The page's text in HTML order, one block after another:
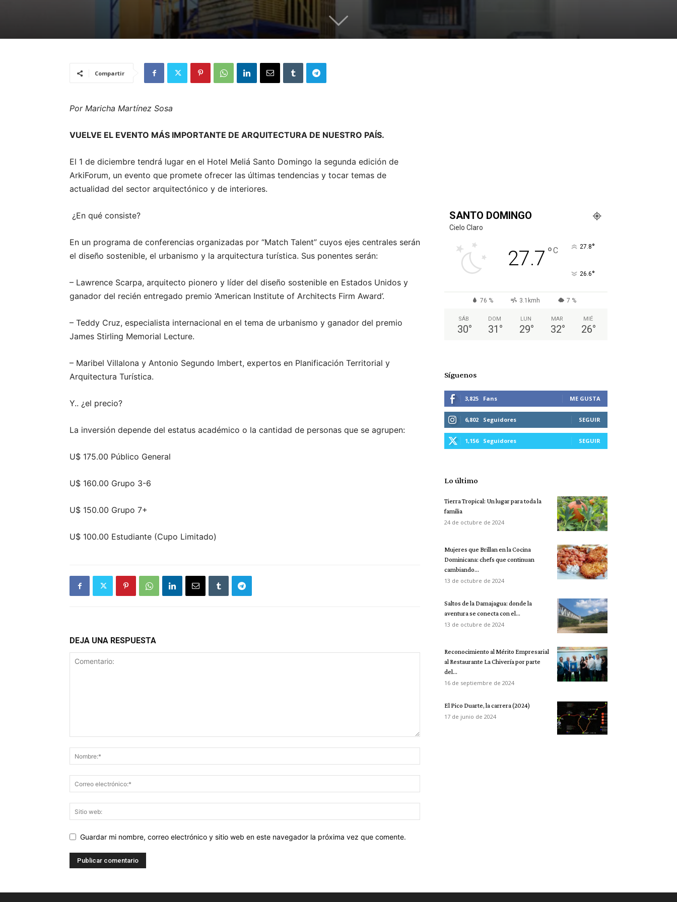
Compartir
Por Maricha Martínez Sosa
VUELVE EL EVENTO MÁS IMPORTANTE DE ARQUITECTURA DE NUESTRO PAÍS.
El 1 de diciembre tendrá lugar en el Hotel Meliá Santo Domingo la segunda edición de
ArkiForum, un evento que promete ofrecer las últimas tendencias y tocar temas de
actualidad del sector arquitectónico y de interiores.
¿En qué consiste?
En un programa de conferencias organizadas por “Match Talent” cuyos ejes centrales serán
el diseño sostenible, el urbanismo y la arquitectura turística. Sus ponentes serán:
– Lawrence Scarpa, arquitecto pionero y líder del diseño sostenible en Estados Unidos y
ganador del recién entregado premio ‘American Institute of Architects Firm Award’.
– Teddy Cruz, especialista internacional en el tema de urbanismo y ganador del premio
James Stirling Memorial Lecture.
– Maribel Villalona y Antonio Segundo Imbert, expertos en Planificación Territorial y
Arquitectura Turística.
Y.. ¿el precio?
La inversión depende del estatus académico o la cantidad de personas que se agrupen:
U$ 175.00 Público General
U$ 160.00 Grupo 3-6
U$ 150.00 Grupo 7+
U$ 100.00 Estudiante (Cupo Limitado)
DEJA UNA RESPUESTA
Guardar mi nombre, correo electrónico y sitio web en este navegador la próxima vez que comente.
SANTO DOMINGO
Cielo Claro
27.7 °C 27.8°
26.6°
76 % 3.1kmh 7 %
SÁB
30°
DOM
31 °
LUN
29°
MAR
32°
MIÉ
26°
Síguenos
3,825 Fans ME GUSTA
6,802 Seguidores SEGUIR
1,156 Seguidores SEGUIR
Lo último
Tierra Tropical: Un lugar para toda la
familia
24 de octubre de 2024
Mujeres que Brillan en la Cocina
Dominicana: chefs que continuan
cambiando...
13 de octubre de 2024
Saltos de la Damajagua: donde la
aventura se conecta con el...
13 de octubre de 2024
Reconocimiento al Mérito Empresarial
al Restaurante La Chivería por parte
del...
16 de septiembre de 2024
El Pico Duarte, la carrera (2024)
17 de junio de 2024